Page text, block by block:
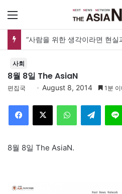
사회
8월 8일 The AsiaN
편집국 August 8, 2014 1분 이
Telegram
8월 8일 The AsiaN.